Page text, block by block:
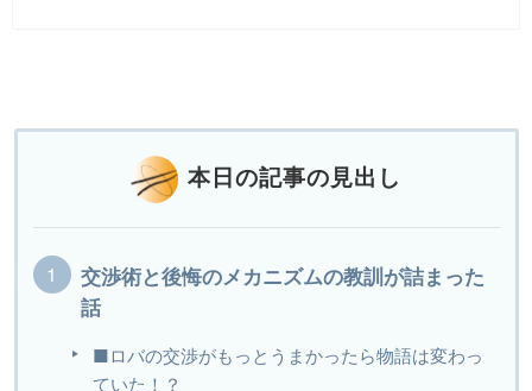
本日の記事の見出し
交渉術と後悔のメカニズムの教訓が詰まった
話
■ロバの交渉がもっとうまかったら物語は変わっ
ていた！？